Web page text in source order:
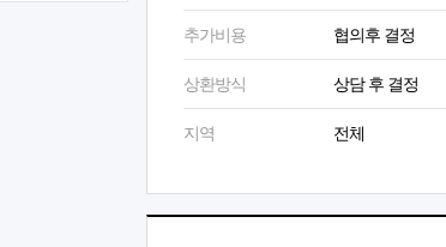
추가비용 협의후 결정
상환방식 상담 후 결정
지역 전체